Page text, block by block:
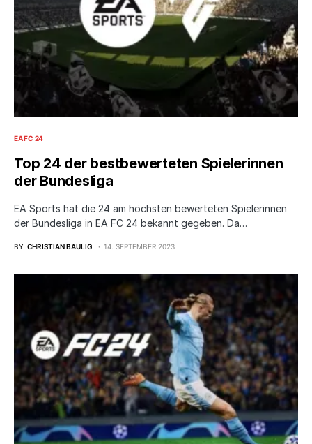
EA FC 24
Top 24 der bestbewerteten Spielerinnen
der Bundesliga
EA Sports hat die 24 am höchsten bewerteten Spielerinnen
der Bundesliga in EA FC 24 bekannt gegeben. Da…
BY CHRISTIAN BAULIG 14. SEPTEMBER 2023